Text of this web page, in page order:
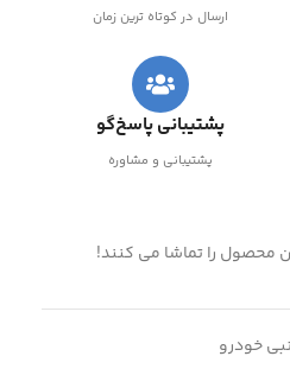
ارسال در کوتاه ترین زمان
پشتیبانی پاسخ‌گو
پشتیبانی و مشاوره
محصول را تماشا می کنند!
خودرو